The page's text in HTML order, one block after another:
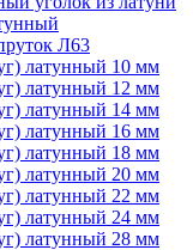
Л63
латунный 10 мм
латунный 12 мм
латунный 14 мм
латунный 16 мм
латунный 18 мм
латунный 20 мм
латунный 22 мм
латунный 24 мм
латунный 28 мм